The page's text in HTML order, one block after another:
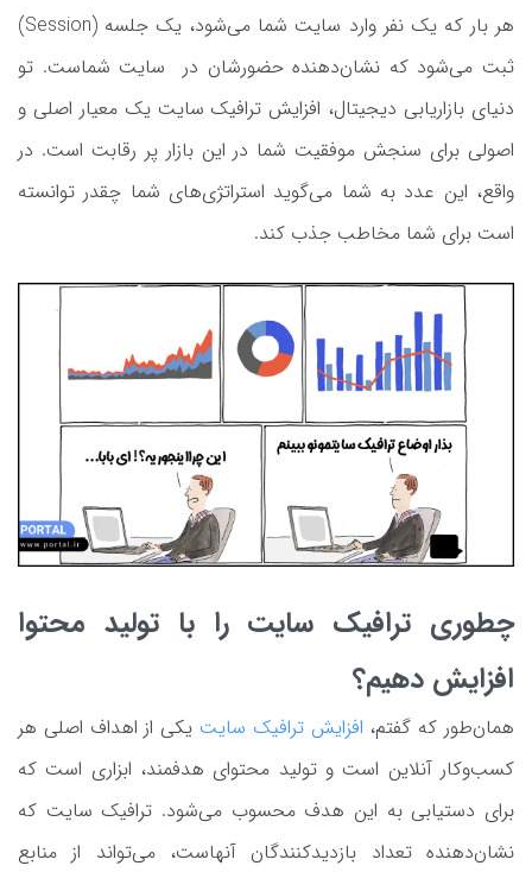
هر بار که یک نفر وارد سایت شما می‌شود، یک جلسه (Session)
ثبت می‌شود که نشان‌دهنده حضورشان در سایت شماست. تو
دنیای بازاریابی دیجیتال، افزایش ترافیک سایت یک معیار اصلی و
اصولی برای سنجش موفقیت شما در این بازار پر رقابت است. در
واقع، این عدد به شما می‌گوید استراتژی‌های شما چقدر توانسته
است برای شما مخاطب جذب کند.
چطوری ترافیک سایت را با تولید محتوا
افزایش دهیم؟
همان‌طور که گفتم، افزایش ترافیک سایت یکی از اهداف اصلی هر
کسب‌وکار آنلاین است و تولید محتوای هدفمند، ابزاری است که
برای دستیابی به این هدف محسوب می‌شود. ترافیک سایت که
نشان‌دهنده تعداد بازدیدکنندگان آنهاست، می‌تواند از منابع